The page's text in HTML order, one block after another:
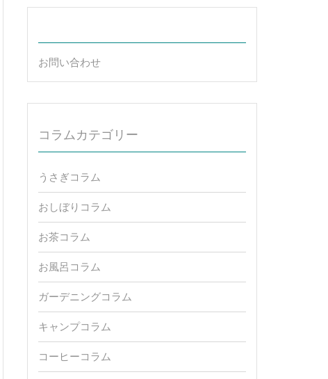
お問い合わせ
コラムカテゴリー
うさぎコラム
おしぼりコラム
お茶コラム
お風呂コラム
ガーデニングコラム
キャンプコラム
コーヒーコラム